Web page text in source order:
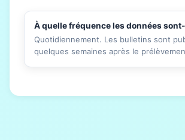
À quelle fréquence les données
Quotidiennement. Les bulletins sont
quelques semaines après le